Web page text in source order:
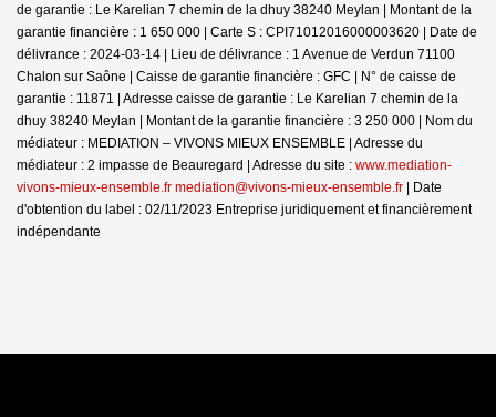
de garantie : Le Karelian 7 chemin de la dhuy 38240 Meylan | Montant de la
garantie financière : 1 650 000 | Carte S : CPI71012016000003620 | Date de
délivrance : 2024-03-14 | Lieu de délivrance : 1 Avenue de Verdun 71100
Chalon sur Saône | Caisse de garantie financière : GFC | N° de caisse de
garantie : 11871 | Adresse caisse de garantie : Le Karelian 7 chemin de la
dhuy 38240 Meylan | Montant de la garantie financière : 3 250 000 | Nom du
médiateur : MEDIATION – VIVONS MIEUX ENSEMBLE | Adresse du
médiateur : 2 impasse de Beauregard | Adresse du site : www.mediation-
vivons-mieux-ensemble.fr mediation@vivons-mieux-ensemble.fr | Date
d'obtention du label : 02/11/2023 Entreprise juridiquement et financièrement
indépendante